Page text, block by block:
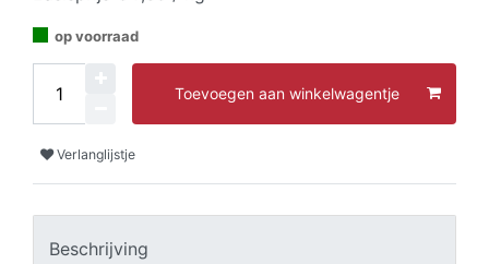
op voorraad
Toevoegen aan winkelwagentje
Verlanglijstje
Beschrijving